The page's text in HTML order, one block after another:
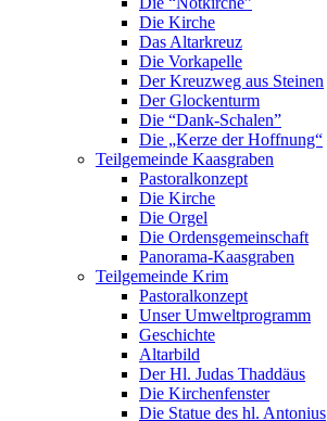
Die Kirche
Das Altarkreuz
Die Vorkapelle
Der Kreuzweg aus Steinen
Der Glockenturm
Die “Dank-Schalen”
Die „Kerze der Hoffnung“
Teilgemeinde Kaasgraben
Pastoralkonzept
Die Kirche
Die Orgel
Die Ordensgemeinschaft
Panorama-Kaasgraben
Teilgemeinde Krim
Pastoralkonzept
Unser Umweltprogramm
Geschichte
Altarbild
Der Hl. Judas Thaddäus
Die Kirchenfenster
Die Statue des hl. Antonius